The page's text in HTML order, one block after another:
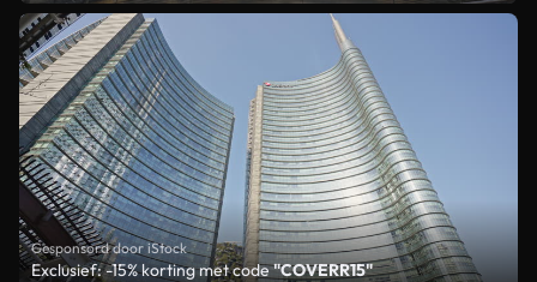
Gesponsord door iStock
Exclusief: -15% korting met code"COVERR15"